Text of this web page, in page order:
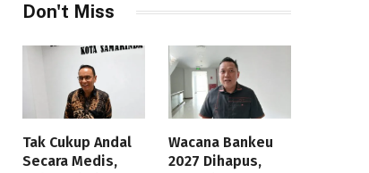
Don't Miss
Tak Cukup Andal
Secara Medis,
Wacana Bankeu
2027 Dihapus,